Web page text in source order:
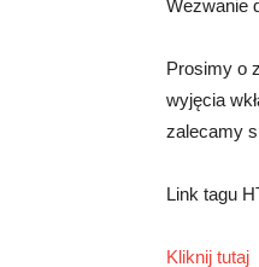
Wezwanie
Prosimy o
wyjęcia
zalecamy
Link tagu
Kliknij tutaj